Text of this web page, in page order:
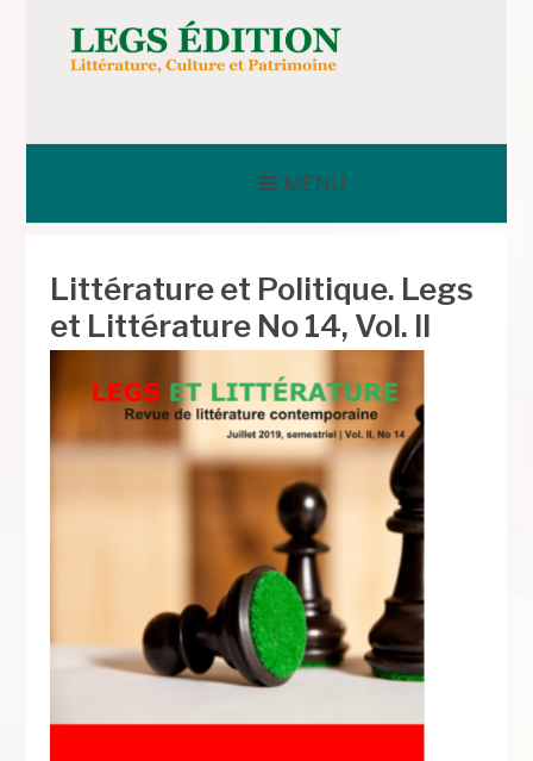
contenuLEGS ÉDITION
MENU
Littérature et Politique. Legs
et Littérature No 14, Vol. II